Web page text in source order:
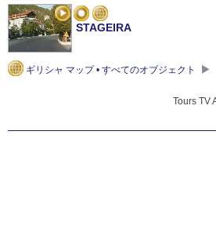
STAGEIRA
ギリシャ マップ • すべてのオブジェクト
Tours TV